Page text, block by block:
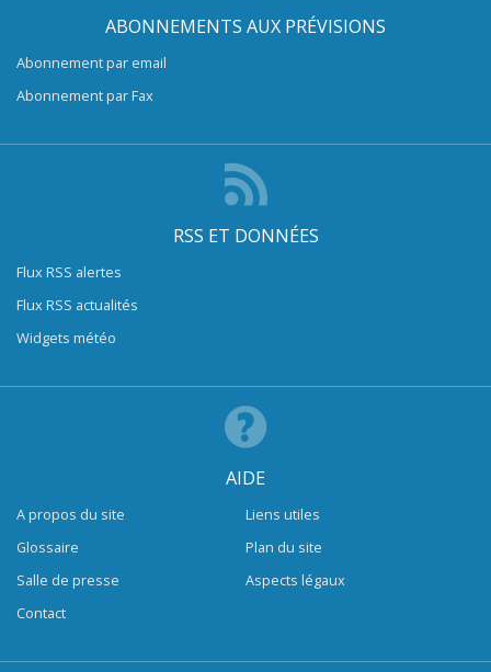
ABONNEMENTS AUX PRÉVISIONS
Abonnement par email
Abonnement par Fax
RSS ET DONNÉES
Flux RSS alertes
Flux RSS actualités
Widgets météo
AIDE
A propos du site
Glossaire
Salle de presse
Contact
Liens utiles
Plan du site
Aspects légaux